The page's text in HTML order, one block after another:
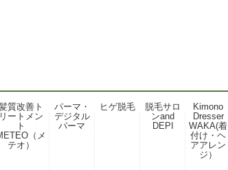
質改善ト
リートメン
ト
（メ
テオ）
パーマ・
デジタル
パーマ
ヒゲ脱毛
脱毛サロ
ンand
DEPI
Kimono
Dresser
WAKA(着
付け・ヘ
アアレン
ジ）